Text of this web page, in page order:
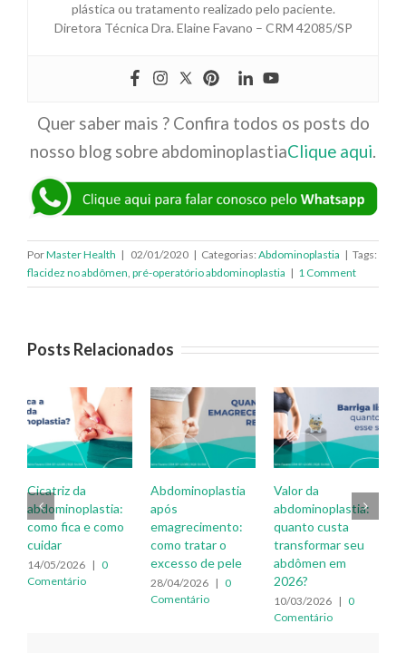
plástica ou tratamento realizado pelo paciente.
Diretora Técnica Dra. Elaine Favano – CRM 42085/SP
Quer saber mais ? Confira todos os posts do
nosso blog sobre abdominoplastiaClique aqui.
PorMaster Health | 02/01/2020 | Categorias: Abdominoplastia | Tags:
flacidez no abdômen pré-operatório abdominoplastia | 1 Comment
Posts Relacionados
Abdominoplastia
após
emagrecimento:
como tratar o
excesso de pele
28/04/2026
Valor da
abdominoplastia:
quanto custa
transformar seu
abdômen em
2026?
10/03/2026
Abdominoplastia
após a gravidez:
quando ela é
indicada e por que
pode ser
importante
12/02/2026
Comentário